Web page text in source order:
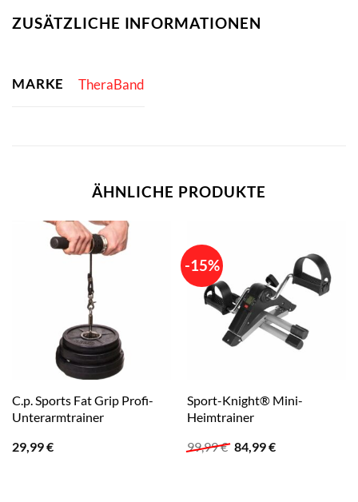
ZUSÄTZLICHE INFORMATIONEN
MARKE TheraBand
ÄHNLICHE PRODUKTE
C.p. Sports Fat Grip Profi-
Unterarmtrainer
29,99€
-15%
Sport-Knight® Mini-
Heimtrainer
99,99€ Ursprünglicher
84,99€Aktueller